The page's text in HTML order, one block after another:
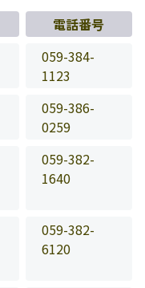
電話番号
059-384-
1123
059-386-
0259
059-382-
1640
059-382-
6120